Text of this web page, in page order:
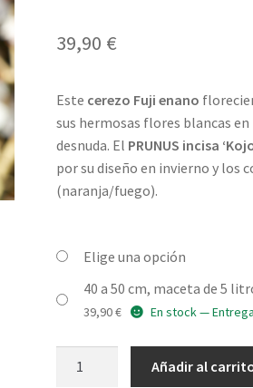
39,90 €
Este cerezo Fuji enano
sus hermosas flores blancas
desnuda. El PRUNUS incisa
por su diseño en invierno y los
(naranja/fuego).
Elige una opción
40 a 50 cm, maceta de 5
39,90€ En stock —
Añadir al